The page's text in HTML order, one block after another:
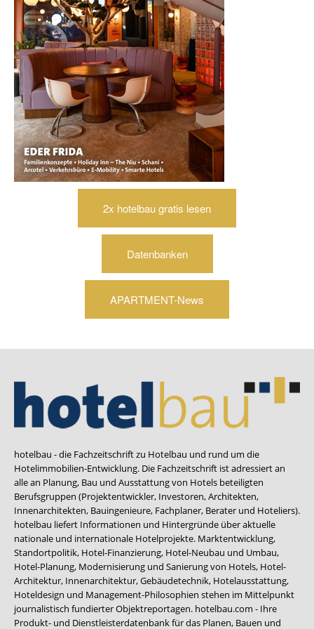
2x hotelbau gratis lesen
Datenbanken
APARTMENT-News
hotelbau - die Fachzeitschrift zu Hotelbau und rund um die
Hotelimmobilien-Entwicklung. Die Fachzeitschrift ist adressiert an
alle an Planung, Bau und Ausstattung von Hotels beteiligten
Berufsgruppen (Projektentwickler, Investoren, Architekten,
Innenarchitekten, Bauingenieure, Fachplaner, Berater und Hoteliers).
hotelbau liefert Informationen und Hintergründe über aktuelle
nationale und internationale Hotelprojekte. Marktentwicklung,
Standortpolitik, Hotel-Finanzierung, Hotel-Neubau und Umbau,
Hotel-Planung, Modernisierung und Sanierung von Hotels, Hotel-
Architektur, Innenarchitektur, Gebäudetechnik, Hotelausstattung,
Hoteldesign und Management-Philosophien stehen im Mittelpunkt
journalistisch fundierter Objektreportagen. hotelbau.com - Ihre
Produkt- und Dienstleisterdatenbank für das Planen, Bauen und